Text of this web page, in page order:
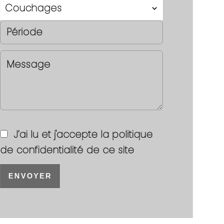
Couchages
J’ai lu et j'accepte la politique
de confidentialité de ce site
ENVOYER